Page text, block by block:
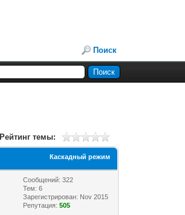
Поиск
Рейтинг темы:
Каскадный режим
Сообщений: 322
Тем: 6
Зарегистрирован: Nov 2015
Репутация:505